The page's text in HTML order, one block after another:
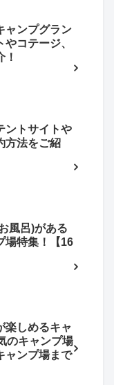
ャンプグラン
やコテージ、
ントサイトや
方法をご紹
風呂)がある
場特集！【16
楽しめるキャ
のキャンプ場
ャンプ場まで